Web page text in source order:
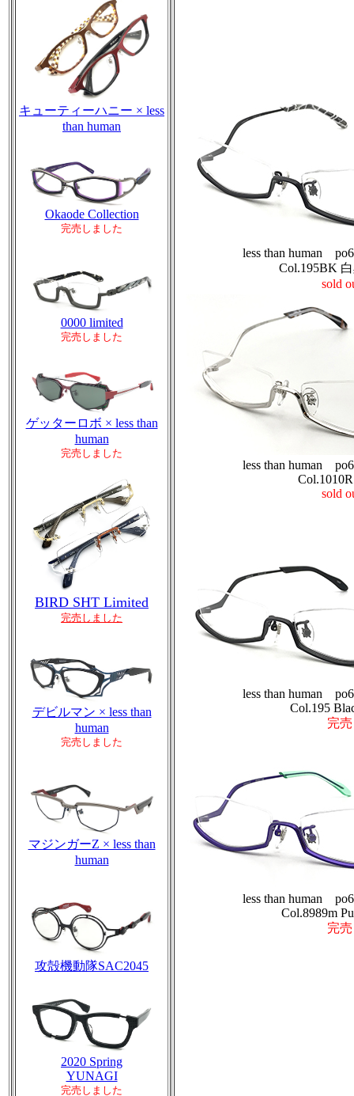
キューティーハニー × less
than human
Okaode Collection
完売しました
0000 limited
完売しました
ゲッターロボ × less than
human
完売しました
BIRD SHT Limited
完売しました
デビルマン × less than
human
完売しました
マジンガーZ × less than
human
攻殻機動隊SAC2045
2020 Spring
YUNAGI
完売しました
less than human
Col.195BK
sold
less than human
sold
less than human
Col.195
完売
less than human
Col.8989m
完売